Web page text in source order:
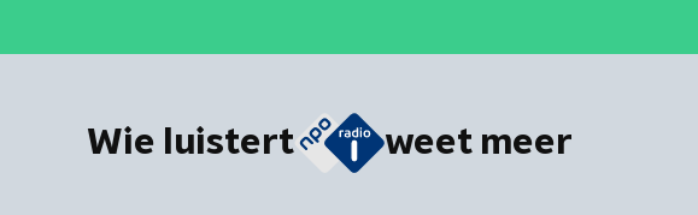
Wie luistert weet meer